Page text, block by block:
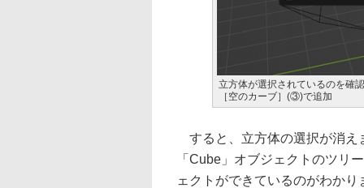
立方体が選択されているのを
［空のカーブ］(③)で追加
すると、立方体の選択が消え
「Cube」オブジェクトのツリ
ェクトができているのがわかり